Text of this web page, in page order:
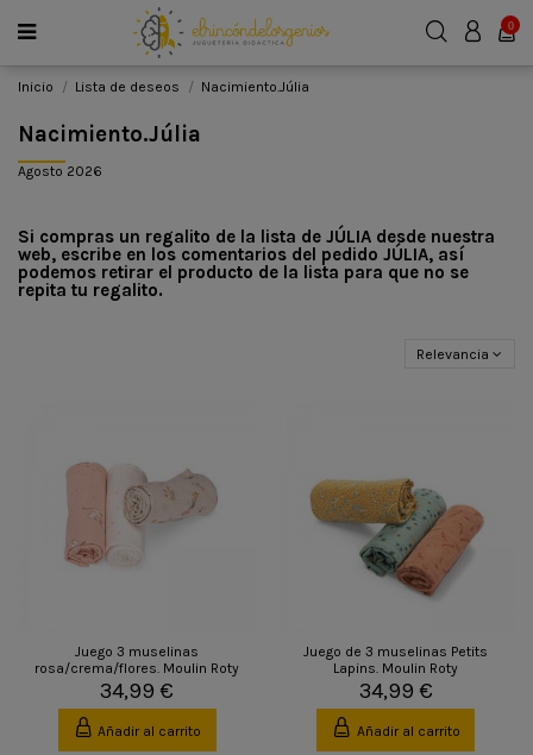
0
Inicio Lista de deseos Nacimiento.Júlia
Nacimiento.Júlia
Agosto 2026
Si compras un regalito de la lista de JÚLIA desde nuestra
web, escribe en los comentarios del pedido JÚLIA, así
podemos retirar el producto de la lista para que no se
repita tu regalito.
Relevancia
Juego 3 muselinas
rosa/crema/flores. Moulin Roty
34,99 €
Añadir al carrito
Juego de 3 muselinas Petits
Lapins. Moulin Roty
34,99 €
Añadir al carrito